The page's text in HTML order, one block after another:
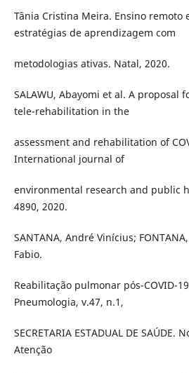
Tânia Cristina Meira. Ensino remoto
estratégias de aprendizagem com
metodologias ativas. Natal, 2020.
SALAWU, Abayomi et al. A
tele-rehabilitation in the
assessment and rehabilitation of
International journal of
environmental research and public
4890, 2020.
SANTANA, André Vinícius;
Fabio.
Reabilitação pulmonar pós-COVID-
Pneumologia, v.47, n.1,
SECRETARIA ESTADUAL DE
Atenção